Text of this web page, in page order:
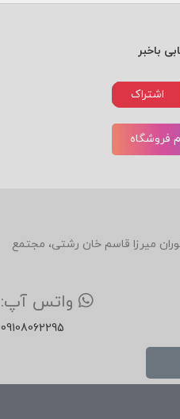
باخبر
اشتراک
فروشگاه
روبروی رستوران میرزا قاسم خان رشتی، مجتمع
واتس آپ:
09108062295